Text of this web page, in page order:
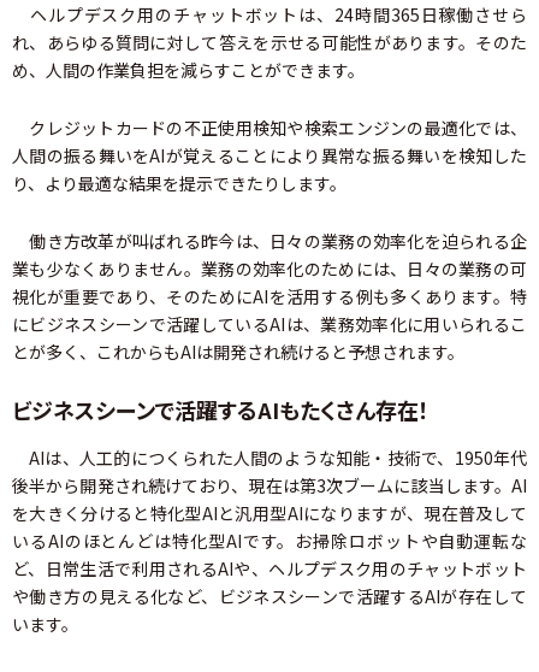
ヘルプデスク用のチャットボットは、24時間365日稼働させら
れ、あらゆる質問に対して答えを示せる可能性があります。そのた
め、人間の作業負担を減らすことができます。
クレジットカードの不正使用検知や検索エンジンの最適化では、
人間の振る舞いをAIが覚えることにより異常な振る舞いを検知した
り、より最適な結果を提示できたりします。
働き方改革が叫ばれる昨今は、日々の業務の効率化を迫られる企
業も少なくありません。業務の効率化のためには、日々の業務の可
視化が重要であり、そのためにAIを活用する例も多くあります。特
にビジネスシーンで活躍しているAIは、業務効率化に用いられるこ
とが多く、これからもAIは開発され続けると予想されます。
ビジネスシーンで活躍するAIもたくさん存在！
AIは、人工的につくられた人間のような知能・技術で、1950年代
後半から開発され続けており、現在は第3次ブームに該当します。AI
を大きく分けると特化型AIと汎用型AIになりますが、現在普及して
いるAIのほとんどは特化型AIです。お掃除ロボットや自動運転な
ど、日常生活で利用されるAIや、ヘルプデスク用のチャットボット
や働き方の見える化など、ビジネスシーンで活躍するAIが存在して
います。